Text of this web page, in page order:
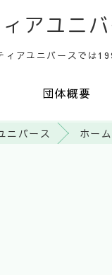
アユニ
アユニバースでは
団体概要
ニバース ホー